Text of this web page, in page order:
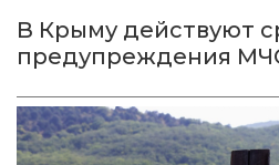
В Крыму действуют
предупреждения